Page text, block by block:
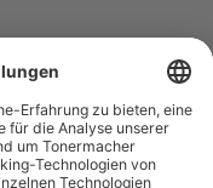
Befindet sich ein Warenwert
in Ihrem Warenkorb, ist der